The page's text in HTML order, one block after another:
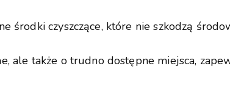
środki czyszczące, które nie szkodzą
ale także o trudno dostępne miejsca,